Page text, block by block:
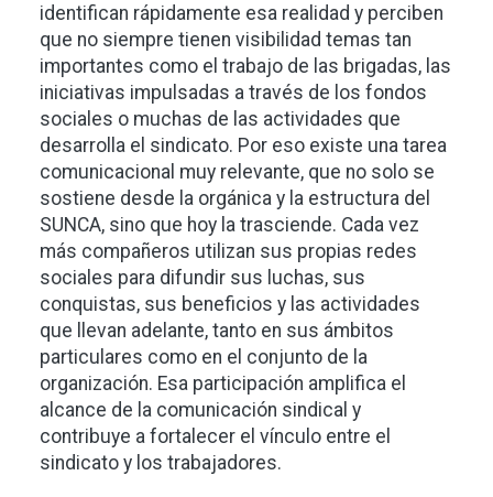
identifican rápidamente esa realidad y perciben
que no siempre tienen visibilidad temas tan
importantes como el trabajo de las brigadas, las
iniciativas impulsadas a través de los fondos
sociales o muchas de las actividades que
desarrolla el sindicato. Por eso existe una tarea
comunicacional muy relevante, que no solo se
sostiene desde la orgánica y la estructura del
SUNCA, sino que hoy la trasciende. Cada vez
más compañeros utilizan sus propias redes
sociales para difundir sus luchas, sus
conquistas, sus beneficios y las actividades
que llevan adelante, tanto en sus ámbitos
particulares como en el conjunto de la
organización. Esa participación amplifica el
alcance de la comunicación sindical y
contribuye a fortalecer el vínculo entre el
sindicato y los trabajadores.